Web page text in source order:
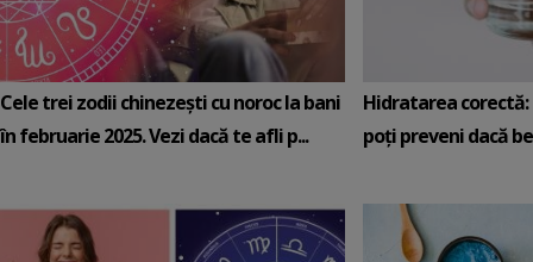
Cele trei zodii chinezești cu noroc la bani
în februarie 2025. Vezi dacă te afli p...
Hidratarea corectă:
poți preveni dacă